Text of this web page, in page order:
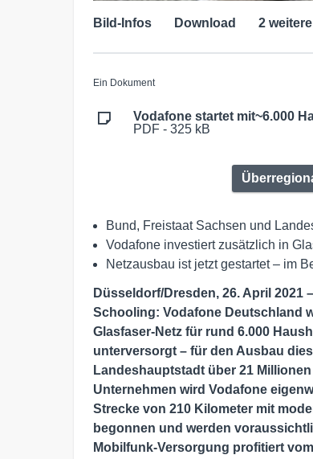
Bild-Infos Download 2
Ein Dokument
Vodafone startet mit~6.000
PDF - 325 kB
Bund, Freistaat Sachsen und
Vodafone investiert zusätzlich in
Netzausbau ist jetzt gestartet – im
Düsseldorf/Dresden, 26. April 2021
Schooling: Vodafone Deutschland
Glasfaser-Netz für rund 6.000
unterversorgt – für den Ausbau
Landeshauptstadt über 21
Unternehmen wird Vodafone
Strecke von 210 Kilometer mit
begonnen und werden
Mobilfunk-Versorgung profitiert